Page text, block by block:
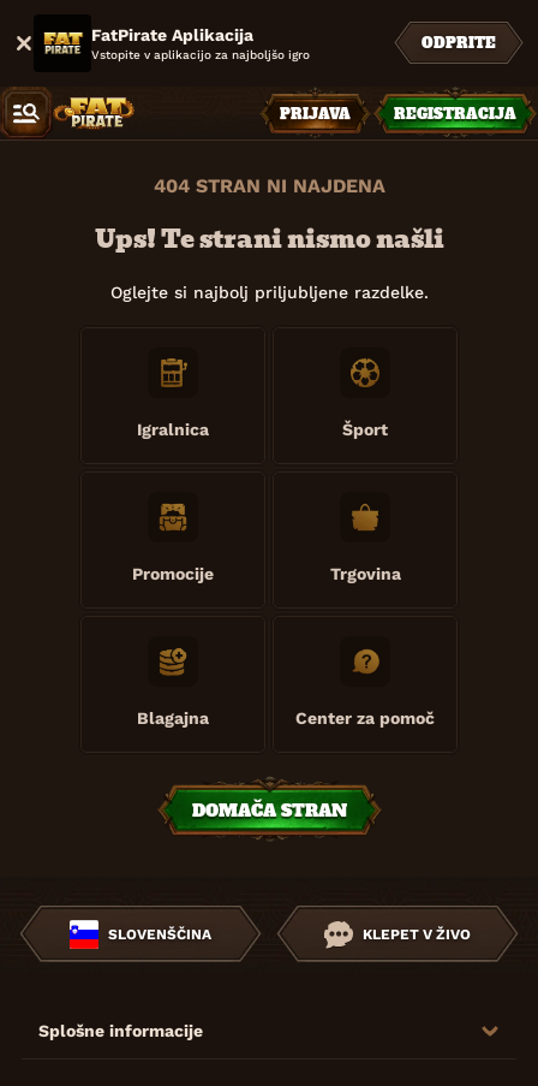
FatPirate Aplikacija
Vstopite v aplikacijo za najboljšo igro
ODPRITE
PRIJAVA REGISTRACIJA
404 STRAN NI NAJDENA
Ups! Te strani nismo našli
Oglejte si najbolj priljubljene razdelke.
Igralnica Šport
Promocije Trgovina
Blagajna Center za pomoč
DOMAČA STRAN
SLOVENŠČINA KLEPET V ŽIVO
Splošne informacije